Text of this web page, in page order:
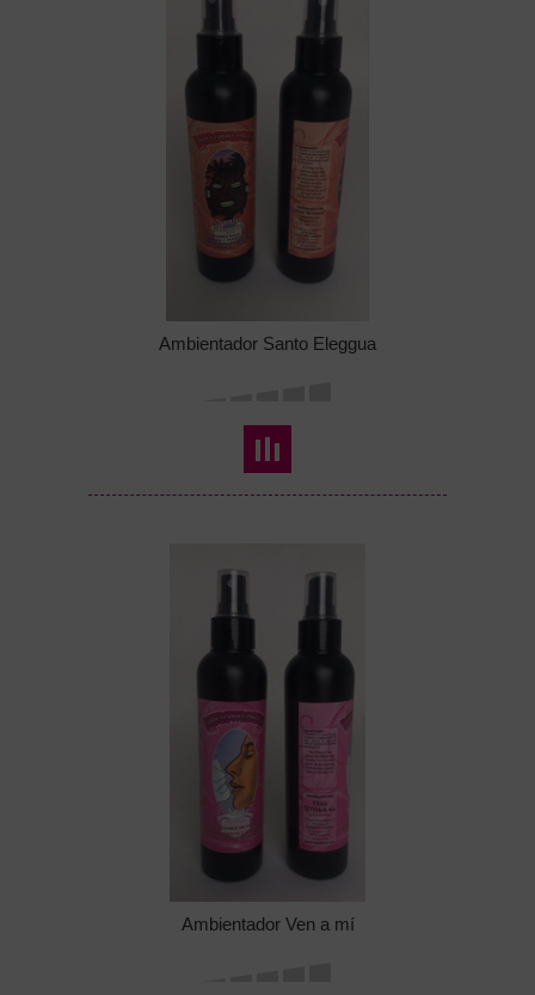
Ambientador Santo Eleggua
Ambientador Ven a mí